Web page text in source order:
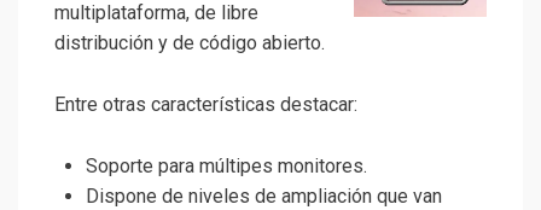
multiplataforma, de libre
distribución y de código abierto.
Entre otras características destacar:
Soporte para múltipes monitores.
Dispone de niveles de ampliación que van